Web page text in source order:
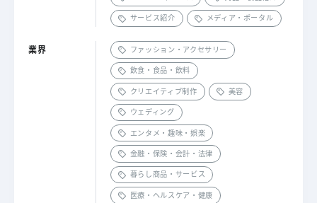
サービス紹介
メディア・ポータル
業界
ファッション・アクセサリー
飲食・食品・飲料
クリエイティブ制作
美容
ウェディング
エンタメ・趣味・娯楽
金融・保険・会計・法律
暮らし商品・サービス
医療・ヘルスケア・健康